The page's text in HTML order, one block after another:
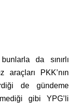
da sınırlı
araçları PKK’nın
de gündeme
gibi YPG’li